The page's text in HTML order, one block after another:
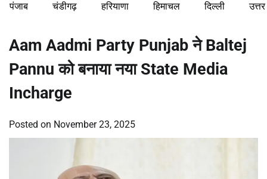
पंजाब चंडीगढ़ हरियाणा हिमाचल दिल्ली
Aam Aadmi Party Punjab ने Baltej
Pannu को बनाया नया State Media
Incharge
Posted on November 23, 2025